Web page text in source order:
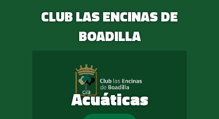
CLUB LAS ENCINAS DE
BOADILLA
Acuáticas